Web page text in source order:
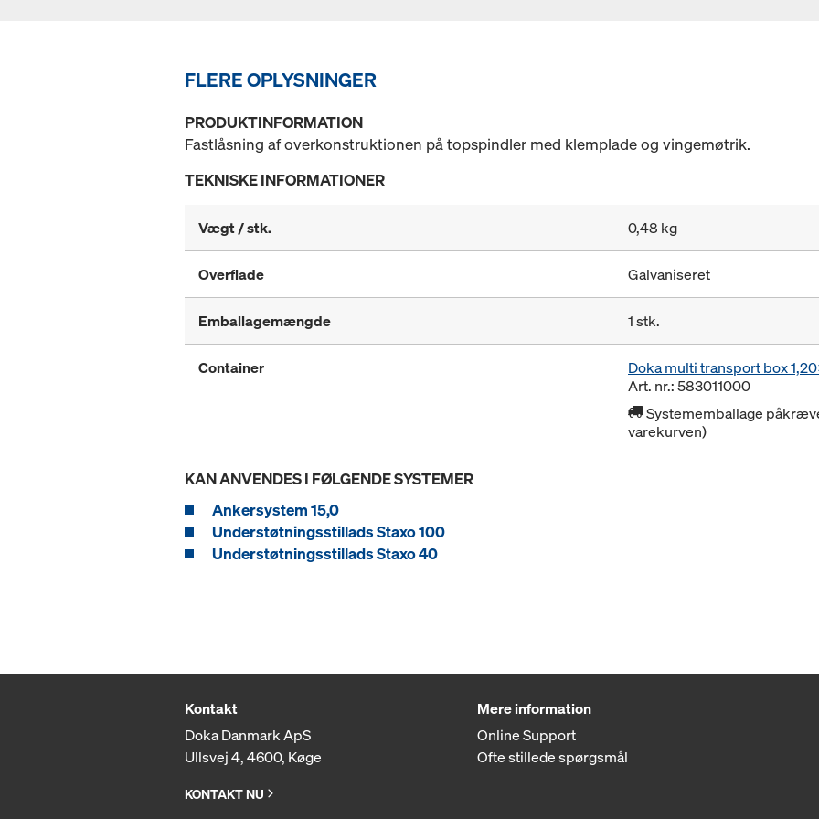
FLERE OPLYSNINGER
PRODUKTINFORMATION
Fastlåsning af overkonstruktionen på topspindler med klemplade og vingemøtrik.
TEKNISKE INFORMATIONER
Vægt / stk. 0,48 kg
Overflade Galvaniseret
Emballagemængde 1 stk.
Container
Doka multi transport box
Art. nr.: 583011000
Systememballage
varekurven)
KAN ANVENDES I FØLGENDE SYSTEMER
Ankersystem 15,0
Understøtningsstillads Staxo 100
Understøtningsstillads Staxo 40
Kontakt
Doka Danmark ApS
Ullsvej 4, 4600, Køge
KONTAKT NU
Mere information
Online Support
Ofte stillede spørgsmål